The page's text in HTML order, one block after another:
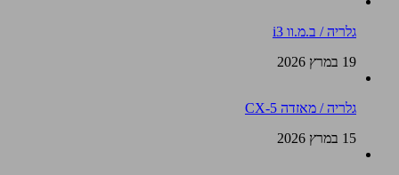
גלריה / ב.מ.וו i3
19 במרץ 2026
גלריה / מאזדה CX-5
15 במרץ 2026